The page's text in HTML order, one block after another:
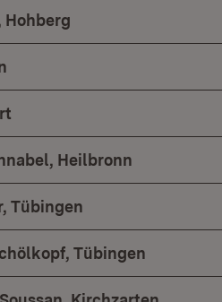
Heilbronn
Tübingen
Tübingen